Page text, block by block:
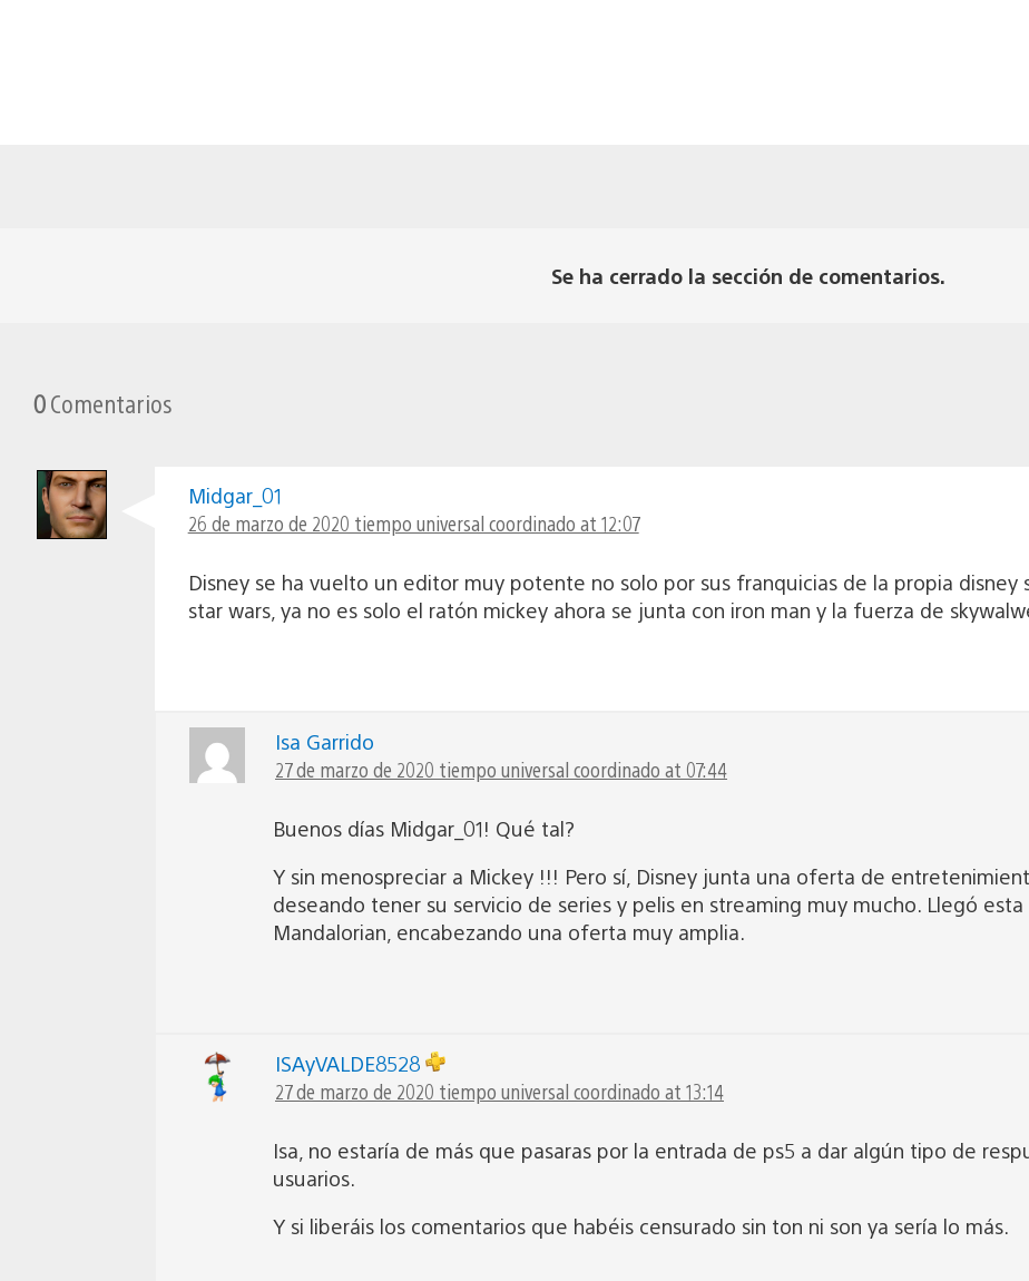
Se ha cerrado la sección de comentarios.
0Comentarios
Midgar_01
26 de marzo de 2020 tiempo universal coordinado at 12:07
Disney se ha vuelto un editor muy potente no solo por sus franquicias de la propia disney
star wars, ya no es solo el ratón mickey ahora se junta con iron man y la fuerza de
Isa Garrido
27 de marzo de 2020 tiempo universal coordinado at 07:44
Buenos días Midgar_01! Qué tal?
Y sin menospreciar a Mickey !!! Pero sí, Disney junta una oferta de
deseando tener su servicio de series y pelis en streaming muy mucho. Llegó esta
Mandalorian, encabezando una oferta muy amplia.
ISAyVALDE8528
27 de marzo de 2020 tiempo universal coordinado at 13:14
Isa, no estaría de más que pasaras por la entrada de ps5 a dar algún tipo de
usuarios.
Y si liberáis los comentarios que habéis censurado sin ton ni son ya sería lo más.